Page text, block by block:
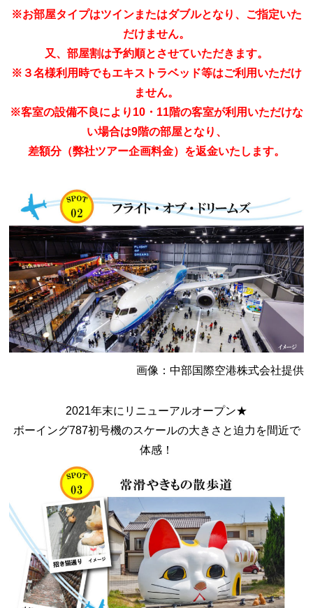
※お部屋タイプはツインまたはダブルとなり、ご指定いた
だけません。
又、部屋割は予約順とさせていただきます。
※３名様利用時でもエキストラベッド等はご利用いただけ
ません。
※客室の設備不良により10・11階の客室が利用いただけな
い場合は9階の部屋となり、
差額分（弊社ツアー企画料金）を返金いたします。
画像：中部国際空港株式会社提供
2021年末にリニューアルオープン★
ボーイング787初号機のスケールの大きさと迫力を間近で
体感！